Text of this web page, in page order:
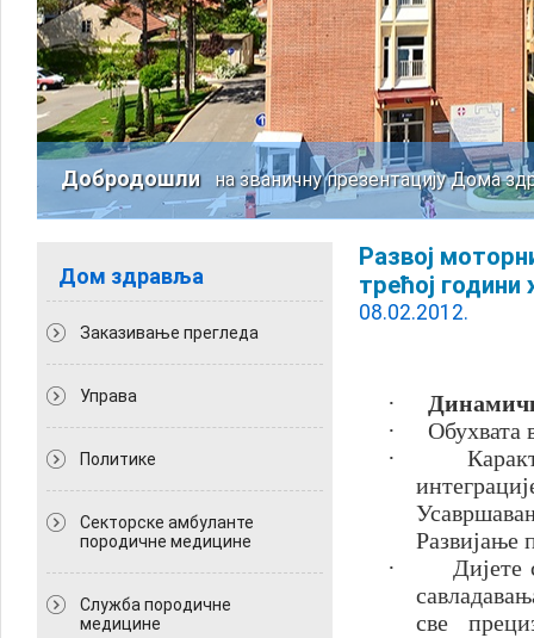
Добродошлина званичну презентацију Дома
Дом здравља
Заказивање прегледа
Управа
Политикe
Секторске амбуланте
породичне медицине
Служба породичне
медицине
Развој
трећој
08.02.2012.
·
·
Обухвата
·
Развијање
·
Дијете
све